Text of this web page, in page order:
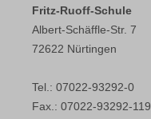
Fritz-Ruoff-Schule
Albert-Schäffle-Str. 7
72622 Nürtingen
Tel.: 07022-93292-0
Fax.: 07022-93292-119